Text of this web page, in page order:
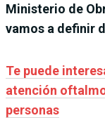
Ministerio de
vamos a definir
Te puede
atención
personas